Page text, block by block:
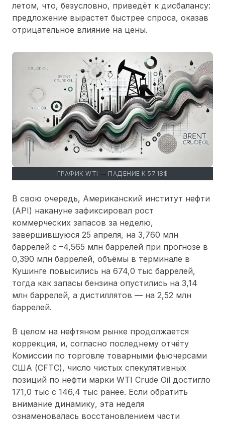
летом, что, безусловно, приведёт к дисбалансу:
предложение вырастет быстрее спроса, оказав
отрицательное влияние на цены.
ГРАФИК WTI — ПАДЕНИЕ К 57.18$
В свою очередь, Американский институт нефти
(API) накануне зафиксировал рост
коммерческих запасов за неделю,
завершившуюся 25 апреля, на 3,760 млн
баррелей с –4,565 млн баррелей при прогнозе в
0,390 млн баррелей, объёмы в терминале в
Кушинге повысились на 674,0 тыс баррелей,
тогда как запасы бензина опустились на 3,14
млн баррелей, а дистиллятов — на 2,52 млн
баррелей.
В целом на нефтяном рынке продолжается
коррекция, и, согласно последнему отчёту
Комиссии по торговле товарными фьючерсами
США (CFTC), число чистых спекулятивных
позиций по нефти марки WTI Crude Oil достигло
171,0 тыс с 146,4 тыс ранее. Если обратить
внимание динамику, эта неделя
ознаменовалась восстановлением части